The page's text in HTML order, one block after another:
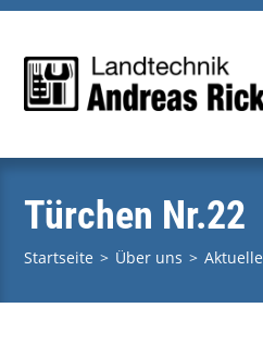
Zum
springen
Türchen Nr.22
Startseite > Über uns >